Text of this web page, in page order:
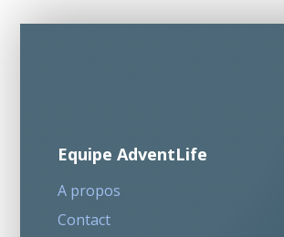
Equipe AdventLife
A propos
Contact